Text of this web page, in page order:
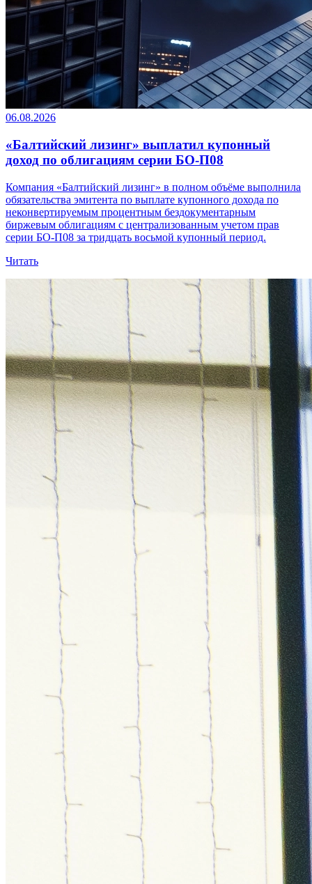
06.08.2026
«Балтийский лизинг» выплатил купонный
доход по облигациям серии БО-П08
Компания «Балтийский лизинг» в полном объёме выполнила
обязательства эмитента по выплате купонного дохода по
неконвертируемым процентным бездокументарным
биржевым облигациям с централизованным учетом прав
серии БО-П08 за тридцать восьмой купонный период.
Читать